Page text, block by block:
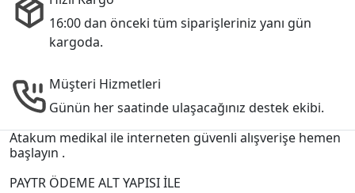
16:00 dan önceki tüm siparişleriniz yanı gün
kargoda.
Müşteri Hizmetleri
Günün her saatinde ulaşacağınız destek ekibi.
Atakum medikal ile interneten güvenli alışverişe hemen
başlayın .
PAYTR ÖDEME ALT YAPISI İLE